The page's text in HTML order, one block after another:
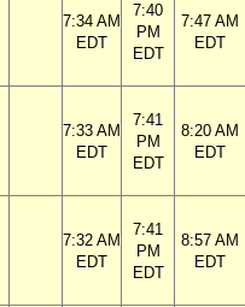
7:34 AM
EDT
7:40
PM
EDT
7:47 AM
EDT
7:33 AM
EDT
7:41
PM
EDT
8:20 AM
EDT
7:32 AM
EDT
7:41
PM
EDT
8:57 AM
EDT